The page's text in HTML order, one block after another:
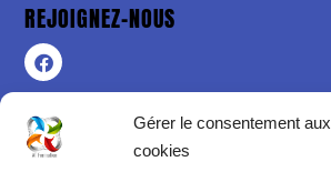
Gérer le consentement aux
cookies
REJOIGNEZ-NOUS